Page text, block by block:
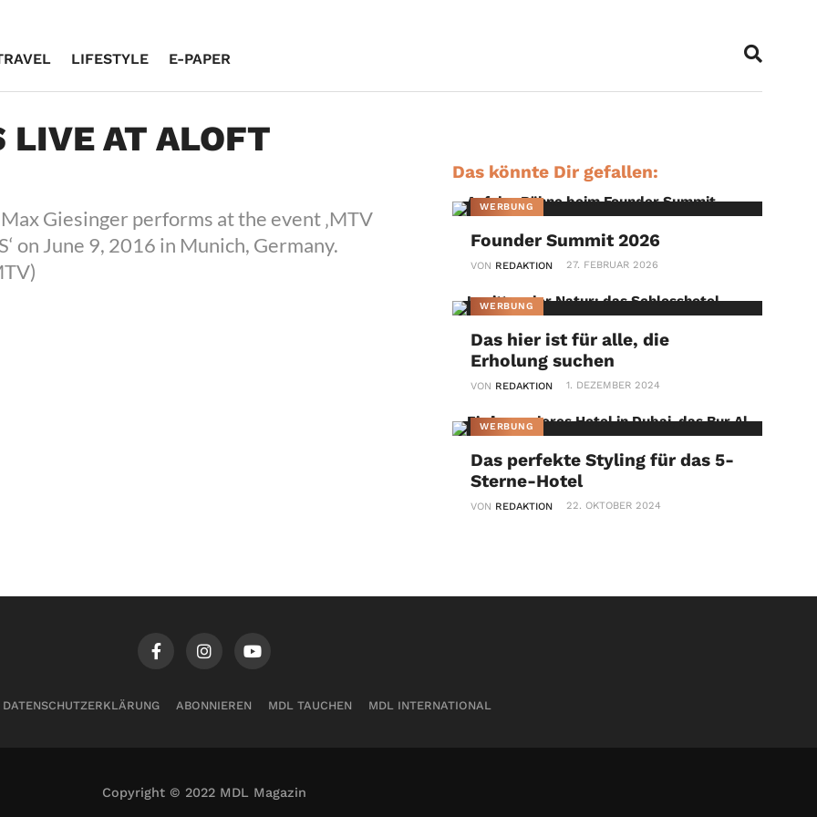
LIFESTYLE E-PAPER
LIVE AT ALOFT
Giesinger performs at the event ‚MTV
on June 9, 2016 in Munich, Germany.
Das könnte Dir gefallen:
WERBUNG
Founder Summit 2026
VON REDAKTION 27. FEBRUAR 2026
WERBUNG
Das hier ist für alle, die
Erholung suchen
VON REDAKTION 1. DEZEMBER 2024
WERBUNG
Das perfekte Styling für das 5-
Sterne-Hotel
VON REDAKTION 22. OKTOBER 2024
DATENSCHUTZERKLÄRUNG ABONNIEREN MDL TAUCHEN MDL INTERNATIONAL
Copyright © 2022 MDL Magazin